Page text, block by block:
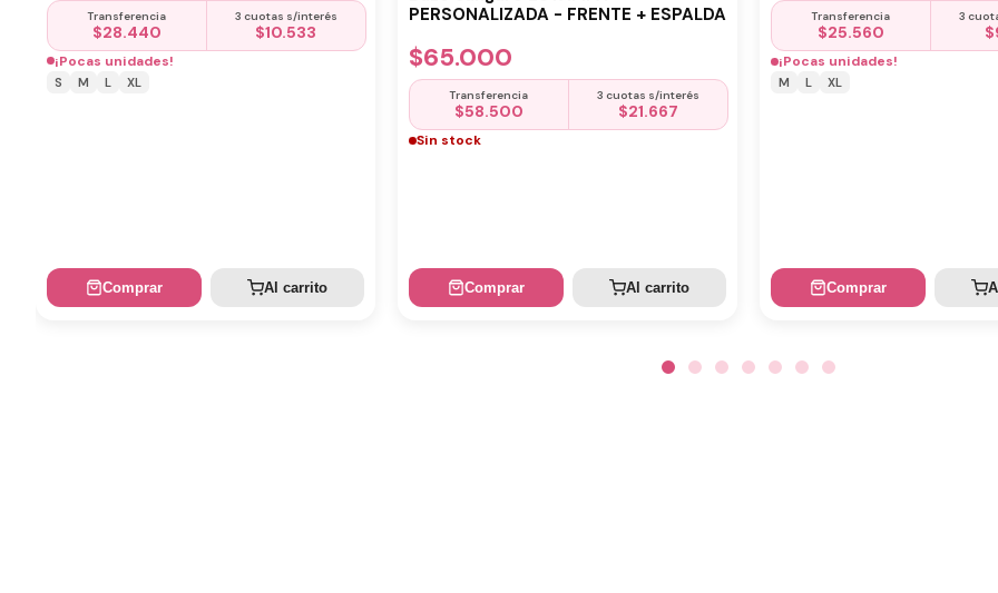
Transferencia
$28.440
3 cuotas s/interés
$10.533
¡Pocas unidades!
S M L XL
Comprar Al carrito
PERSONALIZADA - FRENTE + ESPALDA
$65.000
Transferencia
$58.500
3 cuotas s/interés
$21.667
Sin stock
Comprar Al carrito
Transferencia
$25.560
3
$
¡Pocas unidades!
M L XL
Comprar